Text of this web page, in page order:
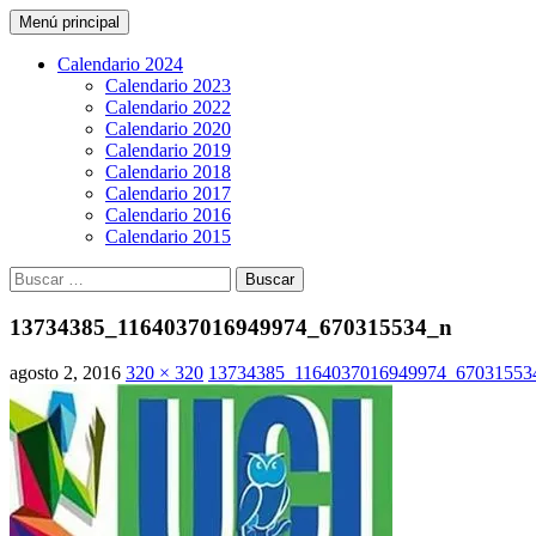
CarreraPro Venezuela
Buscar
Menú principal Saltar
al
contenido
Calendario 2024
Calendario 2023
Calendario 2022
Calendario 2020
Calendario 2019
Calendario 2018
Calendario 2017
Calendario 2016
Calendario 2015
Buscar:
13734385_1164037016949974_670315534_n
agosto 2, 2016 320 × 320